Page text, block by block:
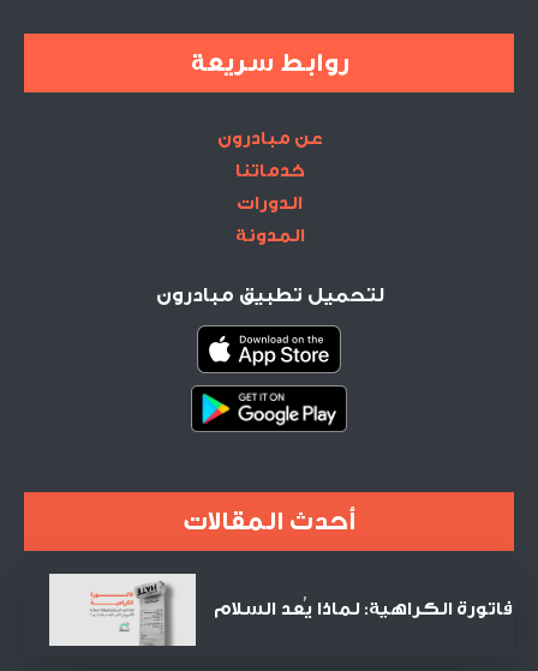
روابط سريعة
عن مبادرون
خدماتنا
الدورات
المدونة
لتحميل تطبيق مبادرون
أحدث المقالات
فاتورة الكراهية: لماذا يُعد السلام